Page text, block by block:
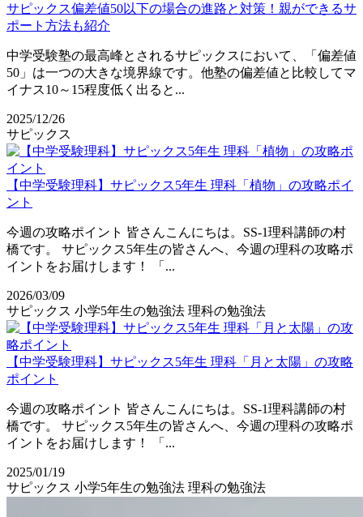
サピックス偏差値50以下の場合の進路と対策！親ができるサ
ポート方法も紹介
中学受験塾の最高峰とされるサピックスにおいて、「偏差値
50」は一つの大きな境界線です。他塾の偏差値と比較してマ
イナス10～15程度低く出ると...
2025/12/26
サピックス
【中学受験理科】サピックス5年生 理科「植物」の攻略ポイ
ント
今週の攻略ポイント 皆さんこんにちは。SS-1理科講師の村
橋です。 サピックス5年生の皆さんへ、今週の理科の攻略ポ
イントをお届けします！ 「...
2026/03/09
サピックス 小学5年生の勉強法 理科の勉強法
【中学受験理科】サピックス5年生 理科「月と太陽」の攻略
ポイント
今週の攻略ポイント 皆さんこんにちは。SS-1理科講師の村
橋です。 サピックス5年生の皆さんへ、今週の理科の攻略ポ
イントをお届けします！ 「...
2025/01/19
サピックス 小学5年生の勉強法 理科の勉強法